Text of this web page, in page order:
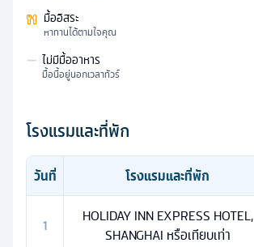
มื้ออิสระ
หาทานได้ตามใจคุณ
— ไม่มีมื้ออาหาร
มื้อนี้อยู่นอกเวลาทัวร์
โรงแรมและที่พัก
วันที่ โรงแรมและที่พัก
1
HOLIDAY INN EXPRESS HOTEL,
SHANGHAI หรือเทียบเท่า